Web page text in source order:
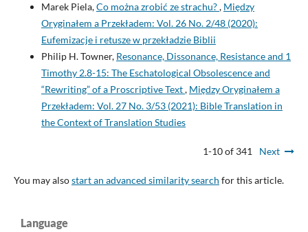
Marek Piela,Co można zrobić ze strachu?, Między
Oryginałem a Przekładem: Vol. 26 No. 2/48 (2020):
Eufemizacje i retusze w przekładzie Biblii
Philip H. Towner, Resonance, Dissonance, Resistance and 1
Timothy 2.8-15: The Eschatological Obsolescence and
“Rewriting” of a Proscriptive Text, Między Oryginałem a
Przekładem: Vol. 27 No. 3/53 (2021): Bible Translation in
the Context of Translation Studies
1-10 of 341 Next
You may alsostart an advanced similarity search for this article.
Language